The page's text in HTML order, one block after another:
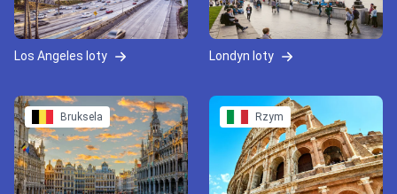
Los Angeles loty Londyn loty
Bruksela Rzym